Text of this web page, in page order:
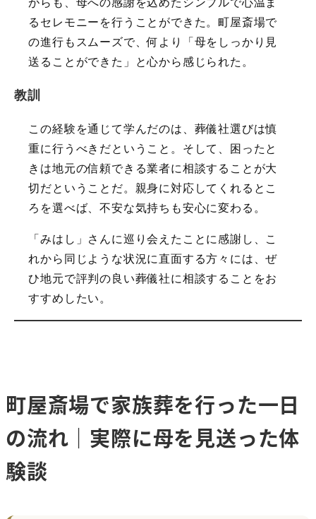
るセレモニーを行うことができた。町屋斎場で
の進行もスムーズで、何より「母をしっかり見
送ることができた」と心から感じられた。
教訓
この経験を通じて学んだのは、葬儀社選びは慎
重に行うべきだということ。そして、困ったと
きは地元の信頼できる業者に相談することが大
切だということだ。親身に対応してくれるとこ
ろを選べば、不安な気持ちも安心に変わる。
「みはし」さんに巡り会えたことに感謝し、こ
れから同じような状況に直面する方々には、ぜ
ひ地元で評判の良い葬儀社に相談することをお
すすめしたい。
町屋斎場で家族葬を行った一日
の流れ｜実際に母を見送った体
験談